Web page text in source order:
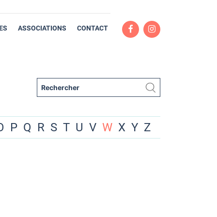
ASSOCIATIONS CONTACT
P Q R S T U V W X Y Z